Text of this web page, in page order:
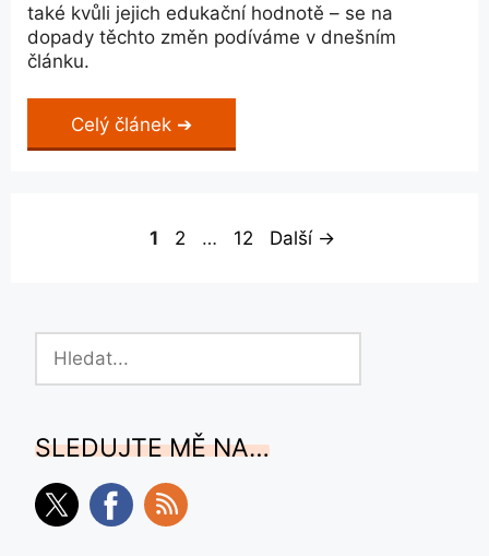
také kvůli jejich edukační hodnotě – se na
dopady těchto změn podíváme v dnešním
článku.
Celý článek
Stránka
1 Stránka
2 … Stránka
12 Další →
SLEDUJTE MĚ NA…